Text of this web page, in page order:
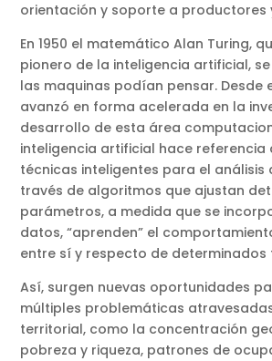
orientación y soporte a productores
En 1950 el matemático Alan Turing,
pionero de la inteligencia artificial,
las maquinas podían pensar. Desde
avanzó en forma acelerada en la
desarrollo de esta área
inteligencia artificial hace referencia
técnicas inteligentes para el análisis
través de algoritmos que ajustan
parámetros, a medida que se
datos, “aprenden” el
entre sí y respecto de determinados
Así, surgen nuevas oportunidades
múltiples problemáticas
territorial, como la concentración
pobreza y riqueza, patrones de